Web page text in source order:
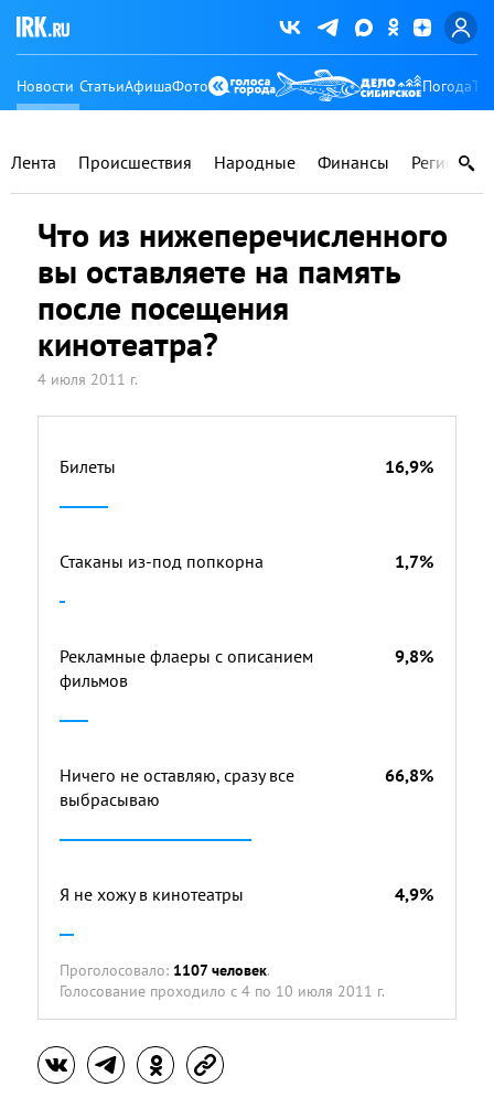
Новости СтатьиАфишаФото Погода
Лента Происшествия Народные Финансы Регионы
Что из нижеперечисленного
вы оставляете на память
после посещения
кинотеатра?
4 июля 2011 г.
Билеты 16,9%
Стаканы из-под попкорна 1,7%
Рекламные флаеры с описанием
фильмов
9,8%
Ничего не оставляю, сразу все
выбрасываю
66,8%
Я не хожу в кинотеатры 4,9%
Проголосовало: 1107 человек.
Голосование проходило с 4 по 10 июля 2011 г.